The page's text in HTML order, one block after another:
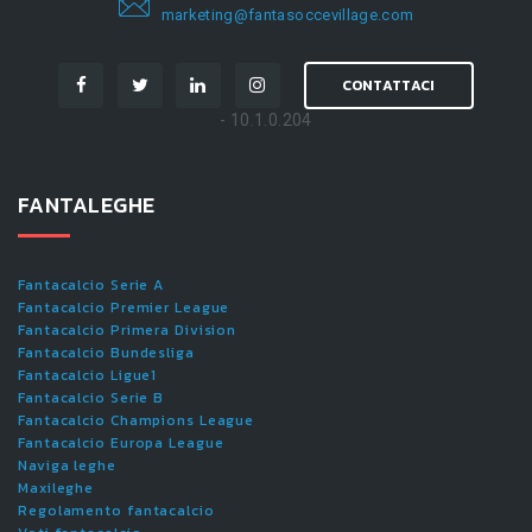
marketing@fantasoccevillage.com
CONTATTACI
- 10.1.0.204
FANTALEGHE
Fantacalcio Serie A
Fantacalcio Premier League
Fantacalcio Primera Division
Fantacalcio Bundesliga
Fantacalcio Ligue1
Fantacalcio Serie B
Fantacalcio Champions League
Fantacalcio Europa League
Naviga leghe
Maxileghe
Regolamento fantacalcio